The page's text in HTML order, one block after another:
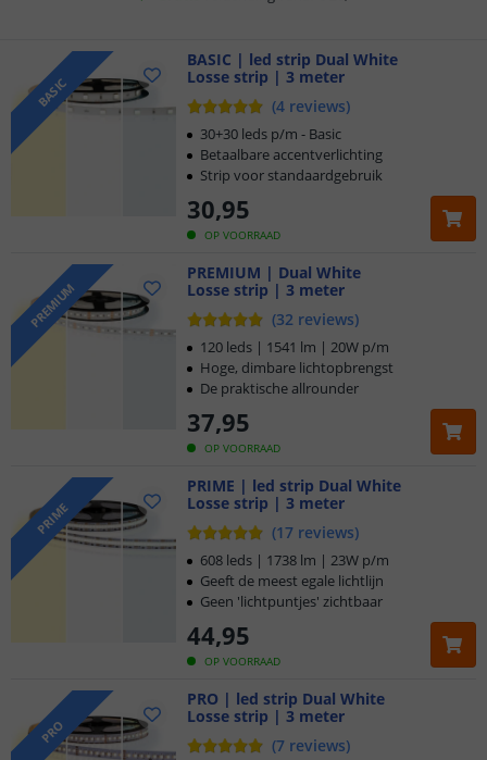
Klantbeoordeling 9.1
Voor 23:45 uur besteld,morgen in huis
BASIC
BASIC | led strip Dual White
Losse strip | 3 meter
(4 reviews)
OP VOORRAAD
30,95
30+30 leds p/m - Basic
Betaalbare accentverlichting
Strip voor standaardgebruik
PREMIUM
PREMIUM | Dual White
Losse strip | 3 meter
(32 reviews)
OP VOORRAAD
37,95
120 leds | 1541 lm | 20W p/m
Hoge, dimbare lichtopbrengst
De praktische allrounder
PRIME
PRIME | led strip Dual White
Losse strip | 3 meter
(17 reviews)
OP VOORRAAD
44,95
608 leds | 1738 lm | 23W p/m
Geeft de meest egale lichtlijn
Geen 'lichtpuntjes' zichtbaar
PRO
PRO | led strip Dual White
Losse strip | 3 meter
(7 reviews)